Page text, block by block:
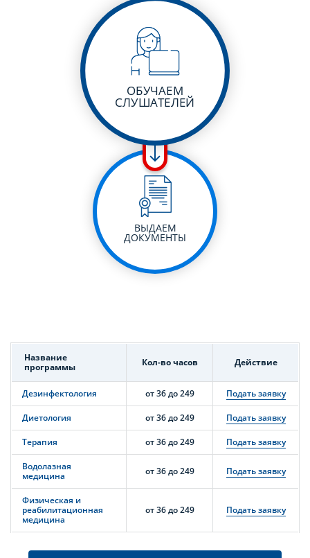
ОБУЧАЕМ
СЛУШАТЕЛЕЙ
ВЫДАЕМ
ДОКУМЕНТЫ
Название
программы
Кол-во часов Действие
Дезинфектология от 36 до 249 Подать заявку
Диетология от 36 до 249 Подать заявку
Терапия от 36 до 249 Подать заявку
Водолазная
медицина
от 36 до 249 Подать заявку
Физическая и
реабилитационная
медицина
от 36 до 249 Подать заявку